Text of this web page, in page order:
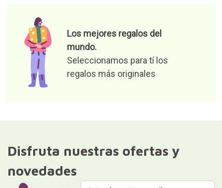
Los mejores regalos del
mundo.
Seleccionamos para tí los
regalos más originales
Disfruta nuestras ofertas y
novedades